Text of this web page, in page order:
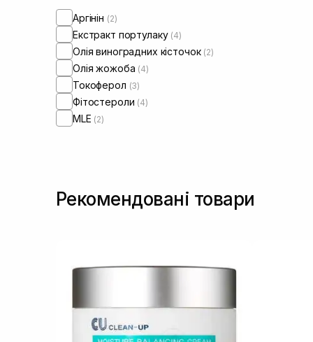
Аргінін (2)
Екстракт портулаку (4)
Олія виноградних кісточок (2)
Олія жожоба (4)
Токоферол (3)
Фітостероли (4)
MLE (2)
Рекомендовані товари